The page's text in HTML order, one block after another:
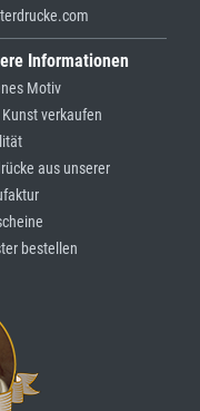
Informationen
Motiv
Kunst verkaufen
aus unserer
bestellen